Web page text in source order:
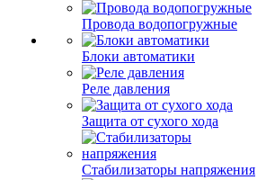
Провода водопогружные
Блоки автоматики
Реле давления
Защита от сухого хода
Стабилизаторы напряжения